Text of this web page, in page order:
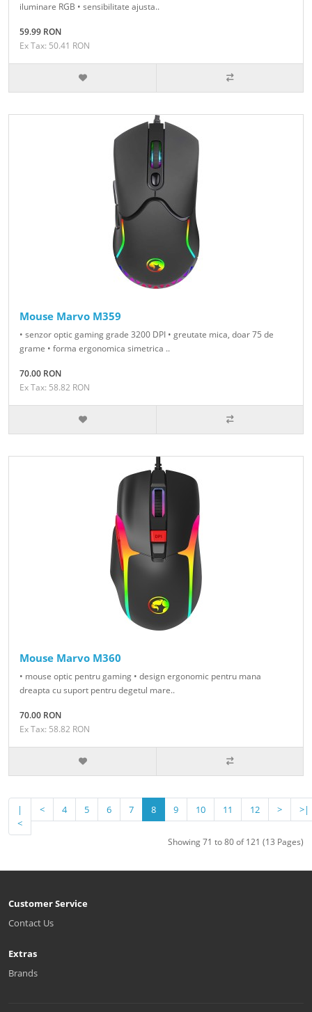
iluminare RGB • sensibilitate ajusta..
59.99 RON
Ex Tax: 50.41 RON
Mouse Marvo M359
• senzor optic gaming grade 3200 DPI • greutate mica, doar 75 de
grame • forma ergonomica simetrica ..
70.00 RON
Ex Tax: 58.82 RON
Mouse Marvo M360
• mouse optic pentru gaming • design ergonomic pentru mana
dreapta cu suport pentru degetul mare..
70.00 RON
Ex Tax: 58.82 RON
|
<
< 4 5 6 7 8 9 10 11 12 > >|
Showing 71 to 80 of 121 (13 Pages)
Customer Service
Contact Us
Extras
Brands